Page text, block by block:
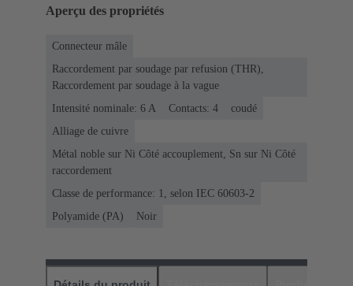
Aperçu des propriétés
Connecteur mâle
Raccordement par soudage par refusion (THR),
Raccordement par soudage à la vague
Intensité nominale: ‌6 A
Contacts: 4
coudé
Alliage de cuivre
Métal noble sur Ni Côté accouplement, Sn sur Ni Côté
raccordement
Classe de performance: 1, selon IEC 60603-2
Polyamide (PA)
Noir